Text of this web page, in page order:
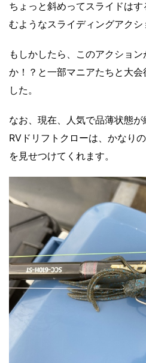
ちょっと斜めってスライドは
むようなスライディングアクシ
もしかしたら、このアクショ
か！？と一部マニアたちと大
した。
なお、現在、人気で品薄状態
RVドリフトクローは、かなり
を見せつけてくれます。